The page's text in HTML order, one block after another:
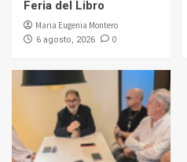
Feria del Libro
Maria Eugenia Montero
6 agosto, 2026 0